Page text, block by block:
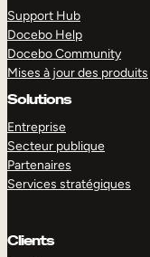
Support Hub
Docebo Help
Docebo Community
Mises à jour des produits
Solutions
Entreprise
Secteur publique
Partenaires
Services stratégiques
Clients